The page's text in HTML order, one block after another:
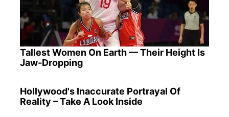
Tallest Women On Earth — Their Height Is
Jaw-Dropping
Hollywood's Inaccurate Portrayal Of
Reality – Take A Look Inside